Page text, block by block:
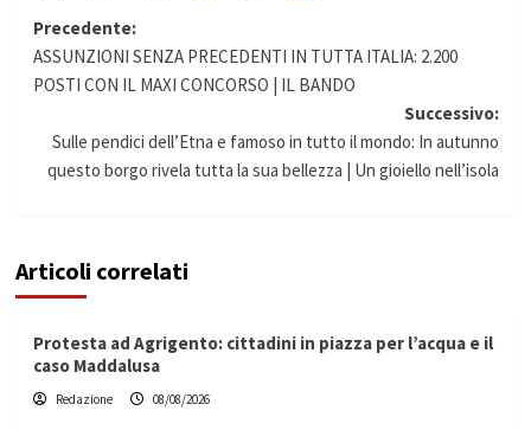
Navigazione
articolo
Precedente:
ASSUNZIONI SENZA PRECEDENTI IN TUTTA ITALIA: 2.200
POSTI CON IL MAXI CONCORSO | IL BANDO
Successivo:
Sulle pendici dell’Etna e famoso in tutto il mondo: In autunno
questo borgo rivela tutta la sua bellezza | Un gioiello nell’isola
Articoli correlati
Protesta ad Agrigento: cittadini in piazza per l’acqua e il
caso Maddalusa
Redazione 08/08/2026